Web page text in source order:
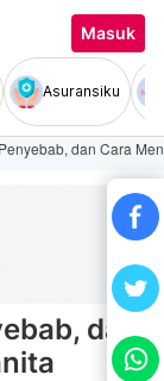
Masuk
Asuransiku
dan Cara
dan